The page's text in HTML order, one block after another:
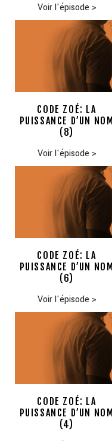
Voir l'épisode >
CODE ZOÉ: LA
PUISSANCE D’UN NOM
(8)
Voir l'épisode >
CODE ZOÉ: LA
PUISSANCE D’UN NOM
(6)
Voir l'épisode >
CODE ZOÉ: LA
PUISSANCE D’UN NOM
(4)